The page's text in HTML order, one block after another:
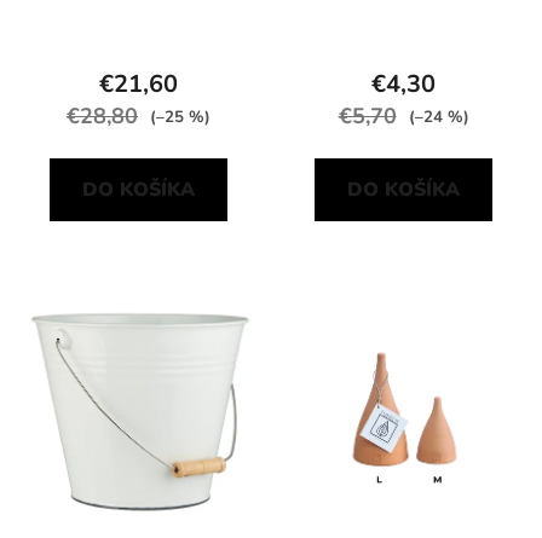
€21,60
€28,80 (–25 %)
DO KOŠÍKA
€4,30
€5,70 (–24 %)
DO KOŠÍKA